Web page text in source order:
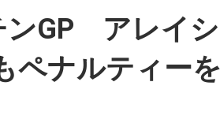
GP アレイ
ペナルティー